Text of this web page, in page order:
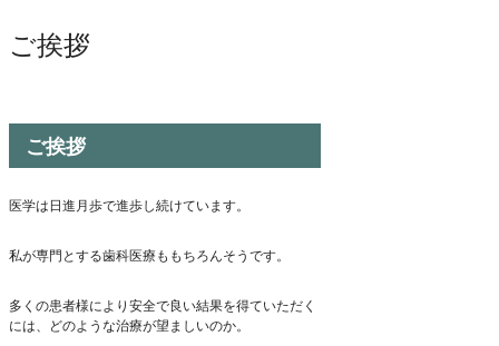
ご挨拶
ご挨拶
医学は日進月歩で進歩し続けています。
私が専門とする歯科医療ももちろんそうです。
多くの患者様により安全で良い結果を得ていただく
には、どのような治療が望ましいのか。